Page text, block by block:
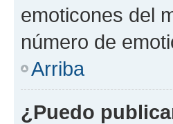
emoticones del
número de
Arriba
¿Puedo